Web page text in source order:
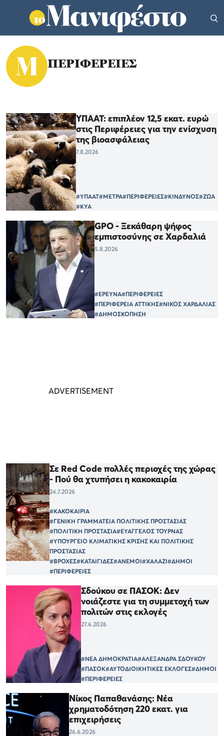
ΠΕΡΙΦΕΡΕΙΕΣ
ΥΠΑΑΤ: επιπλέον 12,5 εκατ. ευρώ
στις Περιφέρειες για την ενίσχυση
της βιοασφάλειας
7.8.2026
#ΥΠΑΑΤ#ΜΕΤΡΑ#ΠΕΡΙΦΕΡΕΙΕΣ#ΚΙΝΔΥΝΟΣ#ΖΩΑ
#ΚΥΑ
GPO - Ξεκάθαρη ψήφος
εμπιστοσύνης σε Χαρδαλιά
5.8.2026
#ΕΡΕΥΝΑ#ΠΕΡΙΦΕΡΕΙΕΣ
#ΠΕΡΙΦΕΡΕΙΑ ΑΤΤΙΚΗΣ#ΝΙΚΟΣ ΧΑΡΔΑΛΙΑΣ
#ΔΗΜΟΣΚΟΠΗΣΗ
Σε Red Code πολλές περιοχές της χώρας
- Πού θα χτυπήσει η κακοκαιρία
24.7.2026
#ΚΑΚΟΚΑΙΡΙΑ
#ΓΕΝΙΚΗ ΓΡΑΜΜΑΤΕΙΑ ΠΟΛΙΤΙΚΗΣ ΠΡΟΣΤΑΣΙΑΣ
#ΠΟΛΙΤΙΚΗ ΠΡΟΣΤΑΣΙΑ#ΕΥΑΓΓΕΛΟΣ ΤΟΥΡΝΑΣ
#ΥΠΟΥΡΓΕΙΟ ΚΛΙΜΑΤΙΚΗΣ ΚΡΙΣΗΣ ΚΑΙ ΠΟΛΙΤΙΚΗΣ
ΠΡΟΣΤΑΣΙΑΣ
#ΒΡΟΧΕΣ#ΚΑΤΑΙΓΙΔΕΣ#ΑΝΕΜΟΙ#ΧΑΛΑΖΙ#ΔΗΜΟΙ
#ΠΕΡΙΦΕΡΕΙΕΣ
Σδούκου σε ΠΑΣΟΚ: Δεν
νοιάζεστε για τη συμμετοχή των
πολιτών στις εκλογές
27.6.2026
#ΝΕΑ ΔΗΜΟΚΡΑΤΙΑ#ΑΛΕΞΑΝΔΡΑ ΣΔΟΥΚΟΥ
#ΠΑΣΟΚ#ΑΥΤΟΔΙΟΙΚΗΤΙΚΕΣ ΕΚΛΟΓΕΣ#ΔΗΜΟΙ
#ΠΕΡΙΦΕΡΕΙΕΣ
Νίκος Παπαθανάσης: Νέα
χρηματοδότηση 220 εκατ. για
επιχειρήσεις
26.6.2026